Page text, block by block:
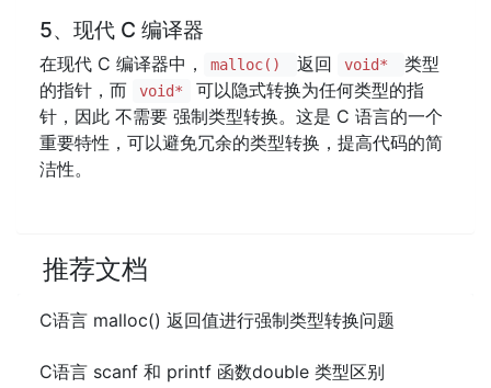
5、现代 C 编译器
在现代 C 编译器中， malloc() 返回 void*
类型
的指针，而
void*
可以隐式转换为任何类型的指
针，因此 不需要 强制类型转换。这是 C 语言的一个
重要特性，可以避免冗余的类型转换，提高代码的简
洁性。
推荐文档
C语言 malloc() 返回值进行强制类型转换问题
C语言 scanf 和 printf 函数double 类型区别